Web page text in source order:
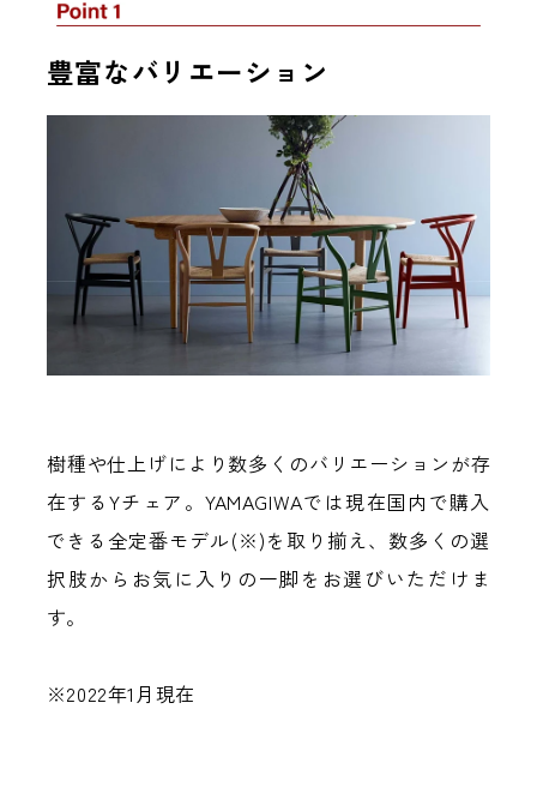
豊富なバリエーション
樹種や仕上げにより数多くのバリエーションが存
在するYチェア。YAMAGIWAでは現在国内で購入
できる全定番モデル(※)を取り揃え、数多くの選
択肢からお気に入りの一脚をお選びいただけま
す。
※2022年1月現在